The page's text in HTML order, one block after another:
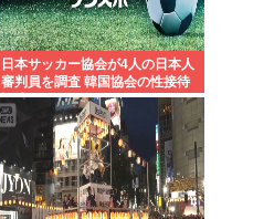
日本サッカー協会が4人の日本人
審判員を調査 韓国協会の性接待
疑惑で